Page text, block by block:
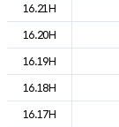
16.21H
16.20H
16.19H
16.18H
16.17H